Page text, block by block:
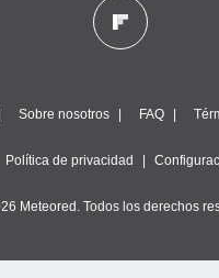
Sobre nosotros FAQ
Política de privacidad
Meteored. Todos los derechos